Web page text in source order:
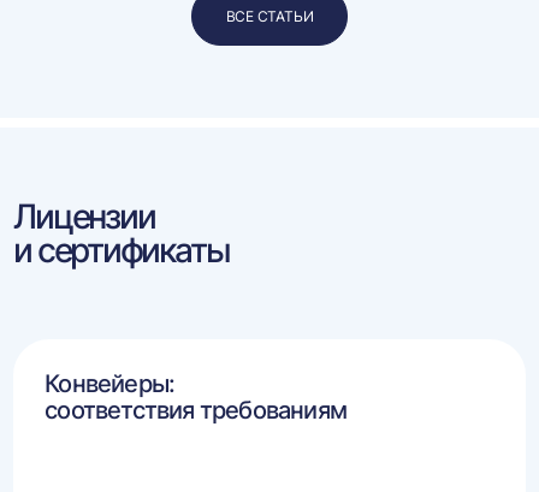
ВСЕ СТАТЬИ
Лицензии
и сертификаты
Конвейеры:
соответствия требованиям